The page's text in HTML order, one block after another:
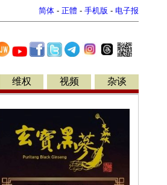
简体 - 正體 - 手机版 - 电子报
维权 视频 杂谈